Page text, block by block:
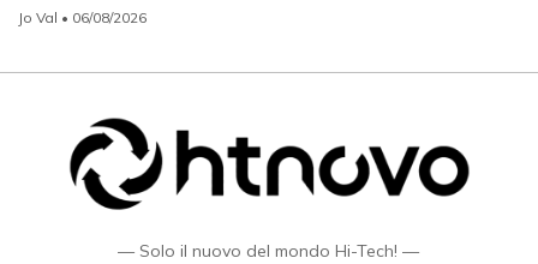
Jo Val • 06/08/2026
— Solo il nuovo del mondo Hi-Tech! —